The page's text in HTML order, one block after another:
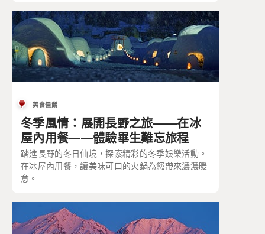
美食佳餚
冬季風情：展開長野之旅——在冰
屋內用餐——體驗畢生難忘旅程
踏進長野的冬日仙境，探索精彩的冬季娛樂活動。
在冰屋內用餐，讓美味可口的火鍋為您帶來濃濃暖
意。